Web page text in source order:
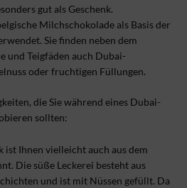
gut als Geschenk.
Milchschokolade als Basis der
Sie finden neben dem
und Teigfäden auch Dubai-
oder fruchtigen Füllungen.
die Sie während eines Dubai-
sollten:
ist Ihnen vielleicht auch aus dem
Die süße Leckerei besteht aus
und ist mit Nüssen gefüllt. Da